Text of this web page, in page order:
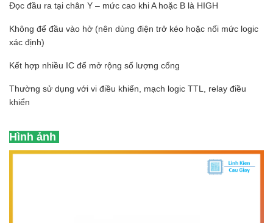
Đọc đầu ra tại chân Y – mức cao khi A hoặc B là HIGH
Không để đầu vào hở (nên dùng điện trở kéo hoặc nối mức logic
xác định)
Kết hợp nhiều IC để mở rộng số lượng cổng
Thường sử dụng với vi điều khiển, mạch logic TTL, relay điều
khiển
Hình ảnh